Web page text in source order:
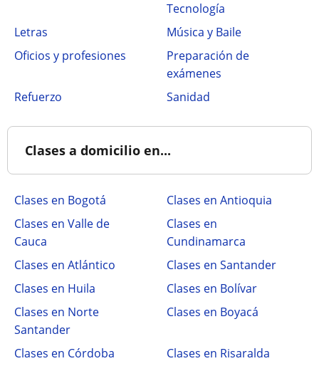
Tecnología
Letras
Música y Baile
Oficios y profesiones
Preparación de
exámenes
Refuerzo
Sanidad
Clases a domicilio en...
Clases en Bogotá
Clases en Antioquia
Clases en Valle de
Cauca
Clases en
Cundinamarca
Clases en Atlántico
Clases en Santander
Clases en Huila
Clases en Bolívar
Clases en Norte
Santander
Clases en Boyacá
Clases en Córdoba
Clases en Risaralda